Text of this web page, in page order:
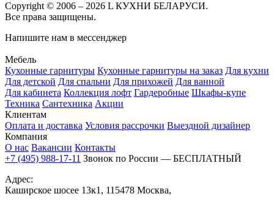
Copyright © 2006 – 2026 L КУХНИ БЕЛАРУСИ.
Все права защищены.
Напишите нам в мессенджер
Мебель
Кухонные гарнитуры Кухонные гарнитуры на заказ Для кухни
Для детской Для спальни Для прихожей Для ванной
Для кабинета Коллекция лофт Гардеробные Шкафы-купе
Техника Сантехника Акции
Клиентам
Оплата и доставка Условия рассрочки Выездной дизайнер
Компания
О нас Вакансии Контакты
+7 (495) 988-17-11 Звонок по России — БЕСПЛАТНЫЙ
Адрес:
Каширское шосее 13к1, 115478 Москва,